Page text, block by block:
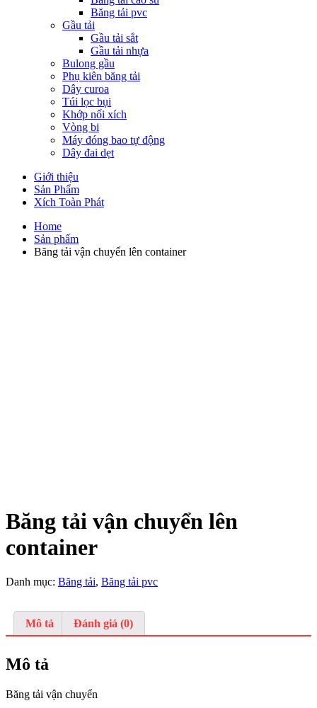
Băng tải pvc
Gầu tải
Gầu tải sắt
Gầu tải nhựa
Bulong gầu
Phụ kiên băng tải
Dây curoa
Túi lọc bụi
Khớp nối xích
Vòng bi
Máy đóng bao tự động
Dây đai dẹt
Giới thiệu
Sản Phẩm
Xích Toàn Phát
Home
Sản phẩm
Băng tải vận chuyển lên container
Băng tải vận chuyển lên
container
Danh mục: Băng tải, Băng tải pvc
Mô tả Đánh giá (0)
Mô tả
Băng tải vận chuyển